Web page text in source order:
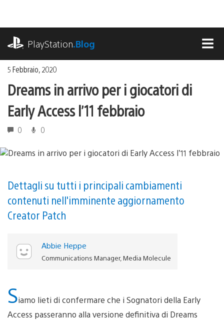
contenuto
PlayStation.Blog
5 Febbraio, 2020
Dreams in arrivo per i giocatori di
Early Access l’11 febbraio
0 0
Dettagli su tutti i principali cambiamenti
contenuti nell'imminente aggiornamento
Creator Patch
Abbie Heppe
Communications Manager, Media Molecule
Siamo lieti di confermare che i Sognatori della Early
Access passeranno alla versione definitiva di Dreams